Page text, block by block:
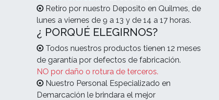
Retiro por nuestro Deposito en Quilmes, de
lunes a viernes de 9 a 13 y de 14 a 17 horas.
¿ PORQUÉ ELEGIRNOS?
Todos nuestros productos tienen 12 meses
de garantía por defectos de fabricación.
NO por daño o rotura de terceros.
Nuestro Personal Especializado en
Demarcación le brindara el mejor